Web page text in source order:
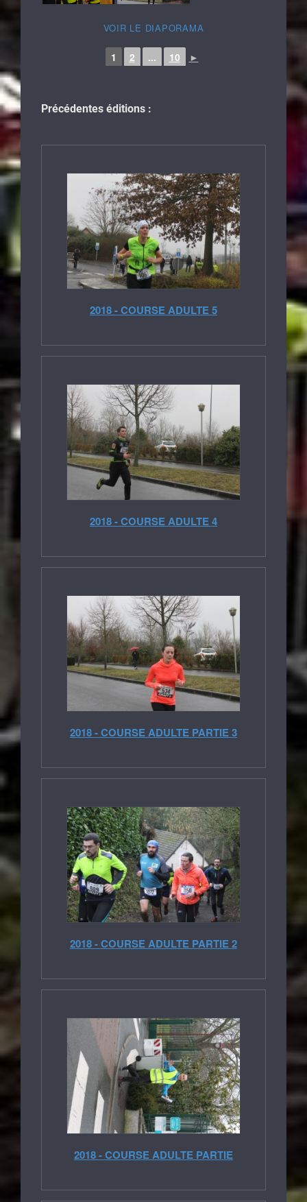
VOIR LE DIAPORAMA
1 2 ... 10 ►
Précédentes éditions :
2018 - COURSE ADULTE 5
2018 - COURSE ADULTE 4
2018 - COURSE ADULTE PARTIE 3
2018 - COURSE ADULTE PARTIE 2
2018 - COURSE ADULTE PARTIE